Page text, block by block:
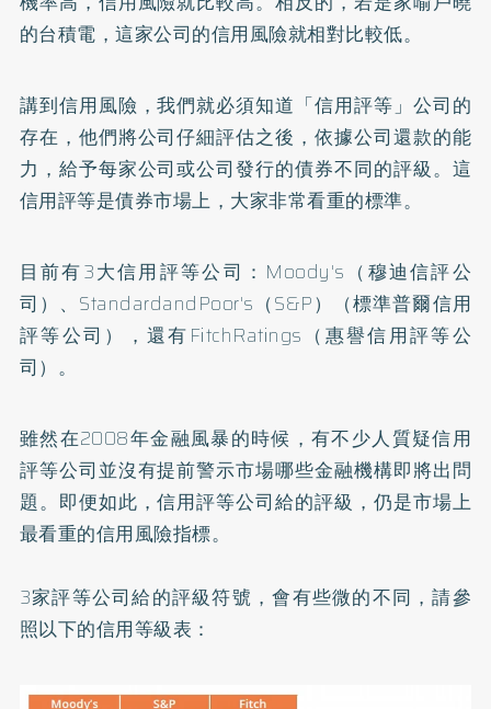
的台積電，這家公司的信用風險就相對比較低。
講到信用風險，我們就必須知道「信用評等」公司的
存在，他們將公司仔細評估之後，依據公司還款的能
力，給予每家公司或公司發行的債券不同的評級。這
信用評等是債券市場上，大家非常看重的標準。
目前有3大信用評等公司：Moody's（穆迪信評公
司）、StandardandPoor's（S&P）（標準普爾信用
評等公司），還有FitchRatings（惠譽信用評等公
司）。
雖然在2008年金融風暴的時候，有不少人質疑信用
評等公司並沒有提前警示市場哪些金融機構即將出問
題。即便如此，信用評等公司給的評級，仍是市場上
最看重的信用風險指標。
3家評等公司給的評級符號，會有些微的不同，請參
照以下的信用等級表：